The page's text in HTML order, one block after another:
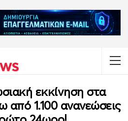
εκκίνηση στα
από 1.100 ανανεώσεις